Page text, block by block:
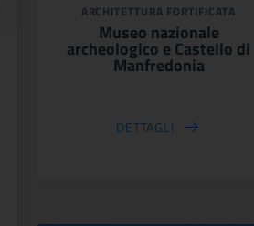
ARCHITETTURA FORTIFICATA
Museo nazionale
archeologico e Castello di
Manfredonia
DETTAGLI